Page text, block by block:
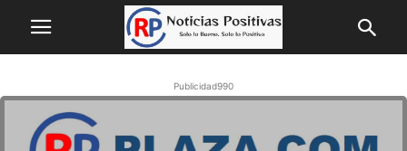
Publicidad990